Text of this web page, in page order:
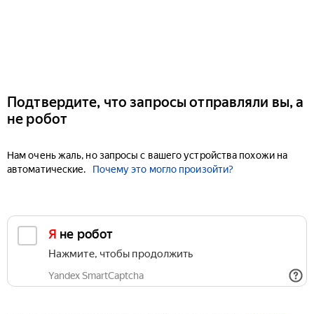
Подтвердите, что запросы отправляли вы, а
не робот
Нам очень жаль, но запросы с вашего устройства похожи на
автоматические.
Почему это могло произойти?
Я не робот
Нажмите, чтобы продолжить
Yandex SmartCaptcha